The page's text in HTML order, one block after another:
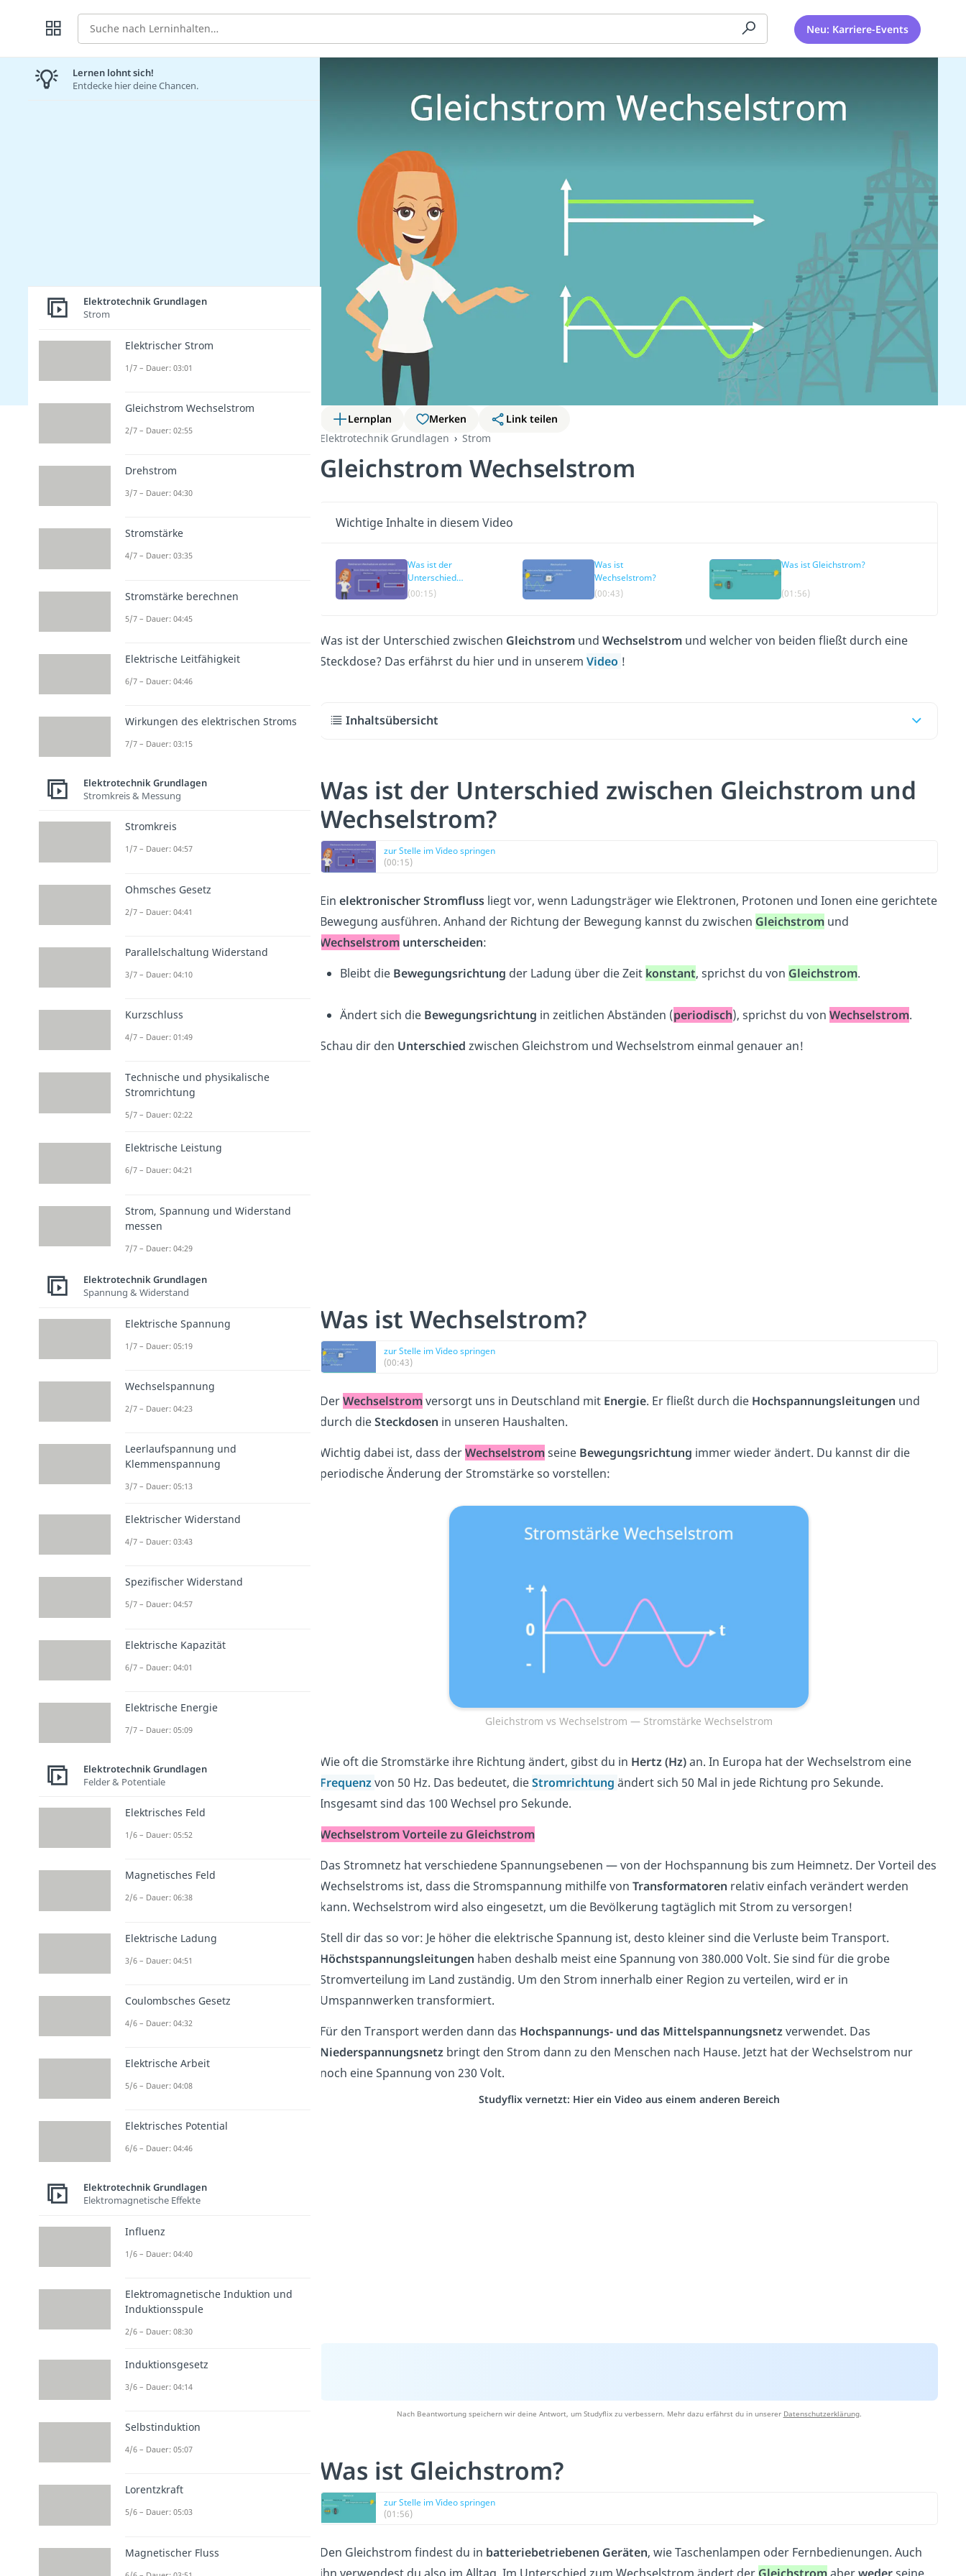
Suche Neu: Karriere-Events
Lernplan Merken
Link teilen
Elektrotechnik Grundlagen
Strom
Gleichstrom Wechselstrom
Wichtige Inhalte in diesem Video
Was ist der
Unterschied
zwischen
(00:15)
Was ist
Wechselstrom?
(00:43)
Was ist Gleichstrom?
(01:56)
Was ist der Unterschied zwischen Gleichstrom und Wechselstrom und welcher von beiden fließt durch eine
Steckdose? Das erfährst du hier und in unserem Video !
Inhaltsübersicht
Was ist der Unterschied zwischen Gleichstrom und
Wechselstrom?
zur Stelle im Video springen
(00:15)
Ein elektronischer Stromfluss liegt vor, wenn Ladungsträger wie Elektronen, Protonen und Ionen eine gerichtete
Bewegung ausführen. Anhand der Richtung der Bewegung kannst du zwischen Gleichstrom und
Wechselstrom unterscheiden:
Bleibt die Bewegungsrichtung der Ladung über die Zeit konstant, sprichst du von Gleichstrom.
Ändert sich die Bewegungsrichtung in zeitlichen Abständen (periodisch), sprichst du von Wechselstrom.
Schau dir den Unterschied zwischen Gleichstrom und Wechselstrom einmal genauer an!
Was ist Wechselstrom?
zur Stelle im Video springen
(00:43)
DerWechselstromversorgt uns in Deutschland mit Energie. Er fließt durch die Hochspannungsleitungen und
durch dieSteckdosen in unseren Haushalten.
Wichtig dabei ist, dass derWechselstromseine Bewegungsrichtung immer wieder ändert. Du kannst dir die
periodische Änderung der Stromstärke so vorstellen:
Gleichstrom vs Wechselstrom — Stromstärke Wechselstrom
Wie oft die Stromstärke ihre Richtung ändert, gibst du in Hertz (Hz)an. In Europa hat der Wechselstrom eine
Frequenzvon 50 Hz. Das bedeutet, dieStromrichtung ändert sich 50 Mal in jede Richtung pro Sekunde.
Insgesamt sind das 100 Wechsel pro Sekunde.
Wechselstrom Vorteile zu Gleichstrom
Das Stromnetz hat verschiedene Spannungsebenen — von der Hochspannung bis zum Heimnetz. Der Vorteil des
Wechselstroms ist, dass die Stromspannung mithilfe von Transformatoren relativ einfach verändert werden
kann. Wechselstrom wird also eingesetzt, um die Bevölkerung tagtäglich mit Strom zu versorgen!
Stell dir das so vor: Je höher die elektrische Spannung ist, desto kleiner sind die Verluste beim Transport.
Höchstspannungsleitungen haben deshalb meist eine Spannung von 380.000 Volt. Sie sind für die grobe
Stromverteilung im Land zuständig. Um den Strom innerhalb einer Region zu verteilen, wird er in
Umspannwerken transformiert.
Für den Transport werden dann das Hochspannungs- und das Mittelspannungsnetzverwendet. Das
Niederspannungsnetz bringt den Strom dann zu den Menschen nach Hause. Jetzt hat der Wechselstrom nur
noch eine Spannung von 230 Volt.
Studyflix vernetzt: Hier ein Video aus einem anderen Bereich
Nach Beantwortung speichern wir deine Antwort, um Studyflix zu verbessern. Mehr dazu erfährst du in unserer Datenschutzerklärung.
Was ist Gleichstrom?
zur Stelle im Video springen
(01:56)
Den Gleichstrom findest du in batteriebetriebenen Geräten, wie Taschenlampen oder Fernbedienungen. Auch
ihn verwendest du also im Alltag. Im Unterschied zum Wechselstrom ändert der Gleichstromaberwederseine
Lernen lohnt sich!
Entdecke hier deine Chancen.
Elektrotechnik Grundlagen
Strom
Elektrischer Strom
1/7 – Dauer: 03:01
Gleichstrom Wechselstrom
2/7 – Dauer: 02:55
Drehstrom
3/7 – Dauer: 04:30
Stromstärke
4/7 – Dauer: 03:35
Stromstärke berechnen
5/7 – Dauer: 04:45
Elektrische Leitfähigkeit
6/7 – Dauer: 04:46
Wirkungen des elektrischen Stroms
7/7 – Dauer: 03:15
Elektrotechnik Grundlagen
Stromkreis & Messung
Stromkreis
1/7 – Dauer: 04:57
Ohmsches Gesetz
2/7 – Dauer: 04:41
Parallelschaltung Widerstand
3/7 – Dauer: 04:10
Kurzschluss
4/7 – Dauer: 01:49
Technische und physikalische
Stromrichtung
5/7 – Dauer: 02:22
Elektrische Leistung
6/7 – Dauer: 04:21
Strom, Spannung und Widerstand
messen
7/7 – Dauer: 04:29
Elektrotechnik Grundlagen
Spannung & Widerstand
Elektrische Spannung
1/7 – Dauer: 05:19
Wechselspannung
2/7 – Dauer: 04:23
Leerlaufspannung und
Klemmenspannung
3/7 – Dauer: 05:13
Elektrischer Widerstand
4/7 – Dauer: 03:43
Spezifischer Widerstand
5/7 – Dauer: 04:57
Elektrische Kapazität
6/7 – Dauer: 04:01
Elektrische Energie
7/7 – Dauer: 05:09
Elektrotechnik Grundlagen
Felder & Potentiale
Elektrisches Feld
1/6 – Dauer: 05:52
Magnetisches Feld
2/6 – Dauer: 06:38
Elektrische Ladung
3/6 – Dauer: 04:51
Coulombsches Gesetz
4/6 – Dauer: 04:32
Elektrische Arbeit
5/6 – Dauer: 04:08
Elektrisches Potential
6/6 – Dauer: 04:46
Elektrotechnik Grundlagen
Elektromagnetische Effekte
Influenz
1/6 – Dauer: 04:40
Elektromagnetische Induktion und
Induktionsspule
2/6 – Dauer: 08:30
Induktionsgesetz
3/6 – Dauer: 04:14
Selbstinduktion
4/6 – Dauer: 05:07
Lorentzkraft
5/6 – Dauer: 05:03
Magnetischer Fluss